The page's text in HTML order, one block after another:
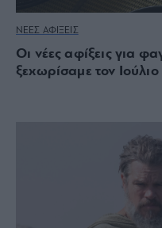
ΝΕΕΣ ΑΦΙΞΕΙΣ
Οι νέες αφίξεις για
ξεχωρίσαμε τον Ιούλιο